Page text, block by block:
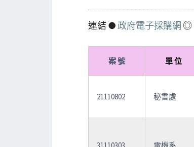
連結 ●政府電子採購網 ◎
案 號 單 位
21110802 秘書處